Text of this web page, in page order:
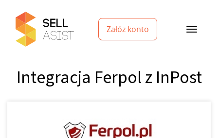
Załóż konto
Integracja Ferpol z InPost